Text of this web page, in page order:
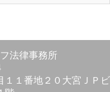
法律事務所
１１番地２０大宮ＪＰビ